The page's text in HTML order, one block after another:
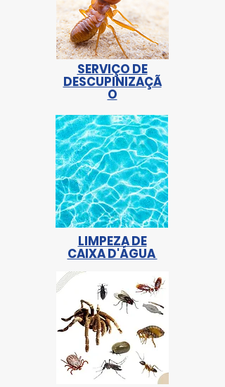
SERVIÇO DE
DESCUPINIZAÇÃ
O
LIMPEZA DE
CAIXA D'ÁGUA